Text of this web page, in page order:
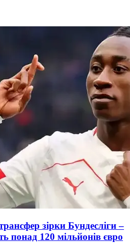
зірки Бундесліги –
понад 120 мільйонів євро